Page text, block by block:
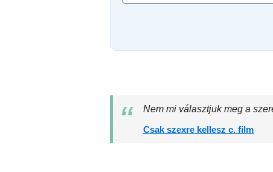
Nem mi választjuk meg a
Csak szexre kellesz c. film